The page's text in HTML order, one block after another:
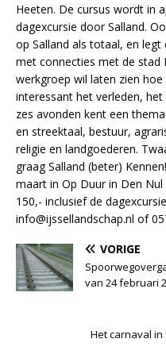
Heeten. De cursus wordt in
dagexcursie door Salland.
op Salland als totaal, en
met connecties met de stad
werkgroep wil laten zien
interessant het verleden,
zes avonden kent een
en streektaal, bestuur,
religie en landgoederen.
graag Salland (beter)
maart in Op Duur in Den
150,- inclusief de
info@ijssellandschap.nl of
VORIGE
van 24 februari
Het carnaval